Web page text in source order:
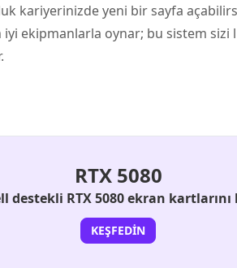
kariyerinizde yeni bir sayfa
iyi ekipmanlarla oynar; bu sistem
RTX 5080
destekli RTX 5080 ekran
KEŞFEDIN